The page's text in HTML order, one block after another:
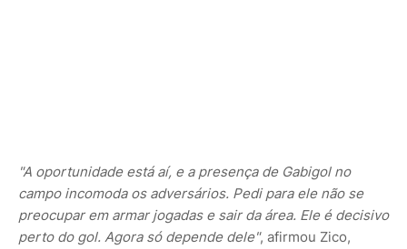
"A oportunidade está aí, e a presença de Gabigol no
campo incomoda os adversários. Pedi para ele não se
preocupar em armar jogadas e sair da área. Ele é decisivo
perto do gol. Agora só depende dele", afirmou Zico,